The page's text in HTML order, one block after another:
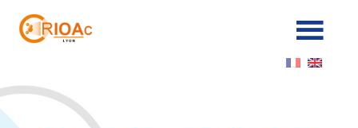
Cookies management panel